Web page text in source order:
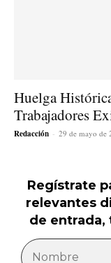
Huelga
Trabajadores
Redacción - 29 de mayo de
Regístrate
relevantes
de entrada,